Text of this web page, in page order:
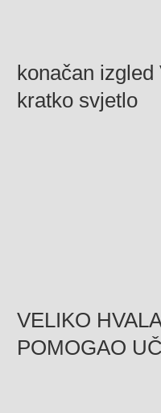
konačan
kratko svjetlo
VELIKO
POMOGAO